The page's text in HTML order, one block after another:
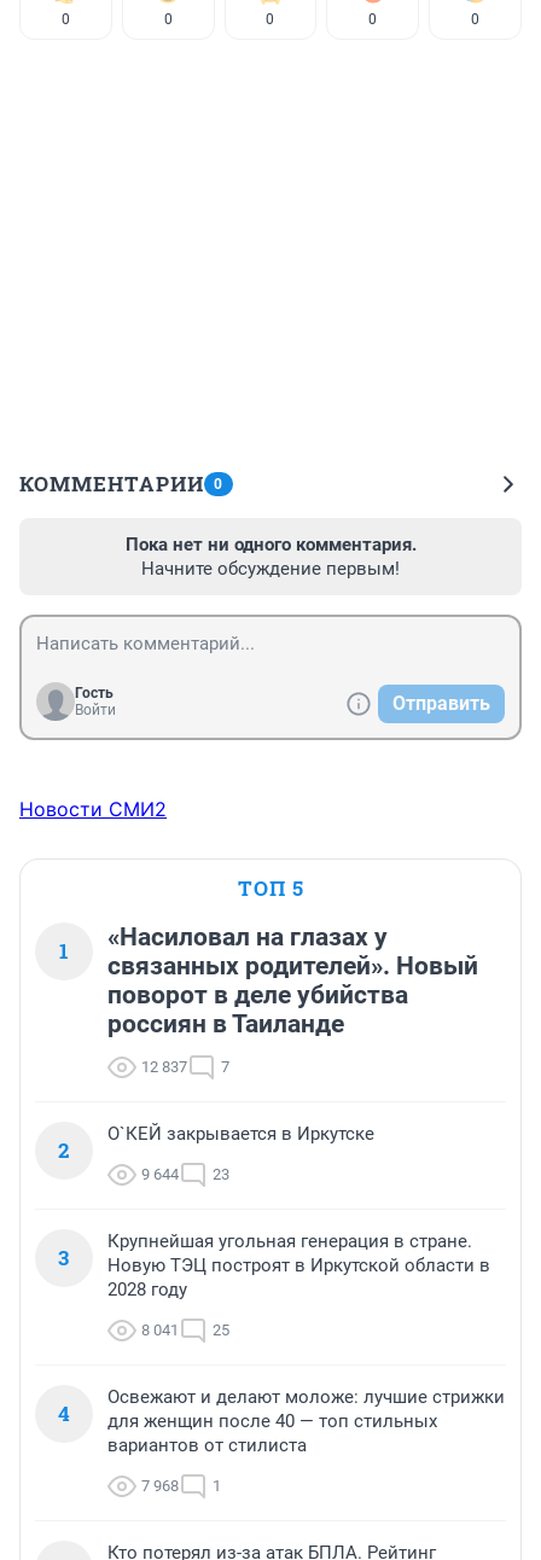
0 0 0 0 0
КОММЕНТАРИИ 0
Пока нет ни одного комментария.
Начните обсуждение первым!
Гость
Войти
Отправить
Новости СМИ2
ТОП 5
1
«Насиловал на глазах у
связанных родителей». Новый
поворот в деле убийства
россиян в Таиланде
12 837 7
2
О`КЕЙ закрывается в Иркутске
9 644 23
3
Крупнейшая угольная генерация в стране.
Новую ТЭЦ построят в Иркутской области в
2028 году
8 041 25
4
Освежают и делают моложе: лучшие стрижки
для женщин после 40 — топ стильных
вариантов от стилиста
7 968 1
Кто потерял из-за атак БПЛА. Рейтинг